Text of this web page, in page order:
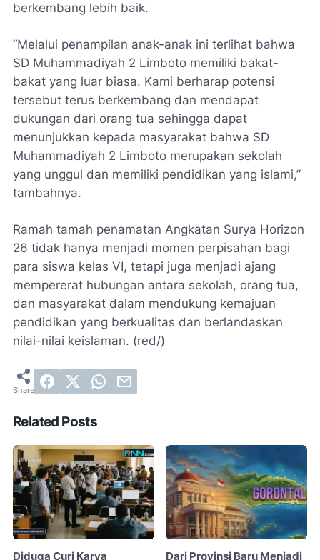
berkembang lebih baik.
“Melalui penampilan anak-anak ini terlihat bahwa
SD Muhammadiyah 2 Limboto memiliki bakat-
bakat yang luar biasa. Kami berharap potensi
tersebut terus berkembang dan mendapat
dukungan dari orang tua sehingga dapat
menunjukkan kepada masyarakat bahwa SD
Muhammadiyah 2 Limboto merupakan sekolah
yang unggul dan memiliki pendidikan yang islami,”
tambahnya.
Ramah tamah penamatan Angkatan Surya Horizon
26 tidak hanya menjadi momen perpisahan bagi
para siswa kelas VI, tetapi juga menjadi ajang
mempererat hubungan antara sekolah, orang tua,
dan masyarakat dalam mendukung kemajuan
pendidikan yang berkualitas dan berlandaskan
nilai-nilai keislaman. (red/)
Related Posts
Diduga Curi Karya
Dari Provinsi Baru Menjadi